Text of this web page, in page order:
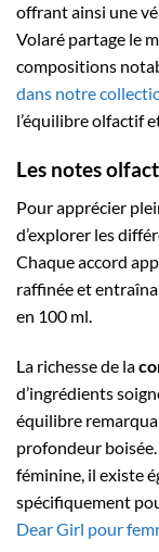
offrant ainsi une
Volaré partage le
compositions
dans notre
l’équilibre olfactif
Les notes
Pour apprécier
d’explorer les
Chaque accord
raffinée et
en 100 ml.
La richesse de la
d’ingrédients
équilibre
profondeur
féminine, il existe
spécifiquement
Dear Girl pour